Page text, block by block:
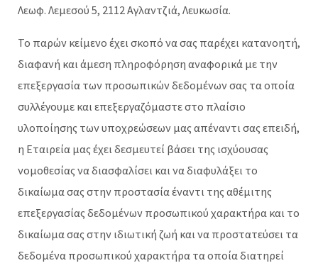
Λεωφ. Λεμεσού 5, 2112 Αγλαντζιά, Λευκωσία.
Το παρών κείμενο έχει σκοπό να σας παρέχει κατανοητή,
διαφανή και άμεση πληροφόρηση αναφορικά με την
επεξεργασία των προσωπικών δεδομένων σας τα οποία
συλλέγουμε και επεξεργαζόμαστε στο πλαίσιο
υλοποίησης των υποχρεώσεων μας απέναντι σας επειδή,
η Εταιρεία μας έχει δεσμευτεί βάσει της ισχύουσας
νομοθεσίας να διασφαλίσει και να διαφυλάξει το
δικαίωμα σας στην προστασία έναντι της αθέμιτης
επεξεργασίας δεδομένων προσωπικού χαρακτήρα και το
δικαίωμα σας στην ιδιωτική ζωή και να προστατεύσει τα
δεδομένα προσωπικού χαρακτήρα τα οποία διατηρεί